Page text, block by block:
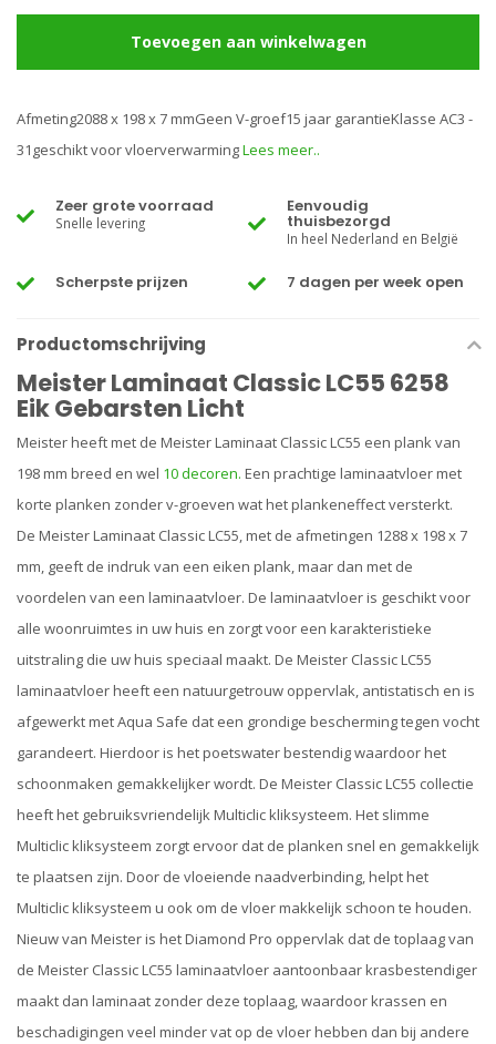
Toevoegen aan winkelwagen
Afmeting2088 x 198 x 7 mmGeen V-groef15 jaar garantieKlasse AC3 -
31geschikt voor vloerverwarmingLees meer..
Zeer grote voorraad
Snelle levering
Eenvoudig
thuisbezorgd
In heel Nederland en België
Scherpste prijzen 7 dagen per week open
Productomschrijving
Meister Laminaat Classic LC55 6258
Eik Gebarsten Licht
Meister heeft met de Meister Laminaat Classic LC55 een plank van
198 mm breed en wel 10 decoren. Een prachtige laminaatvloer met
korte planken zonder v-groeven wat het plankeneffect versterkt.
De Meister Laminaat Classic LC55, met de afmetingen 1288 x 198 x 7
mm, geeft de indruk van een eiken plank, maar dan met de
voordelen van een laminaatvloer. De laminaatvloer is geschikt voor
alle woonruimtes in uw huis en zorgt voor een karakteristieke
uitstraling die uw huis speciaal maakt. De Meister Classic LC55
laminaatvloer heeft een natuurgetrouw oppervlak, antistatisch en is
afgewerkt met Aqua Safe dat een grondige bescherming tegen vocht
garandeert. Hierdoor is het poetswater bestendig waardoor het
schoonmaken gemakkelijker wordt. De Meister Classic LC55 collectie
heeft het gebruiksvriendelijk Multiclic kliksysteem. Het slimme
Multiclic kliksysteem zorgt ervoor dat de planken snel en gemakkelijk
te plaatsen zijn. Door de vloeiende naadverbinding, helpt het
Multiclic kliksysteem u ook om de vloer makkelijk schoon te houden.
Nieuw van Meister is het Diamond Pro oppervlak dat de toplaag van
de Meister Classic LC55 laminaatvloer aantoonbaar krasbestendiger
maakt dan laminaat zonder deze toplaag, waardoor krassen en
beschadigingen veel minder vat op de vloer hebben dan bij andere